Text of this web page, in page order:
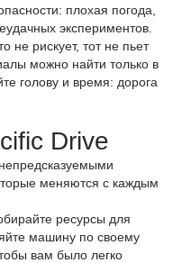
плохая погода,
экспериментов.
не рискует, тот не пьет
можно найти только в
голову и время: дорога
Drive
меняются с каждым
ресурсы для
машину по своему
вам было легко